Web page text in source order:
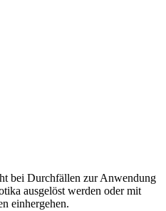
bei Durchfällen zur Anwendung
ausgelöst werden oder mit
einhergehen.